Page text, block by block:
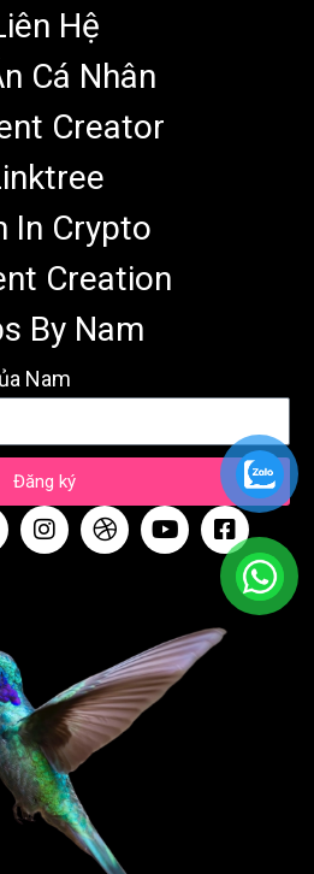
Hệ
Cá Nhân
Creator
In Crypto
Creation
By Nam
Nam
Đăng ký